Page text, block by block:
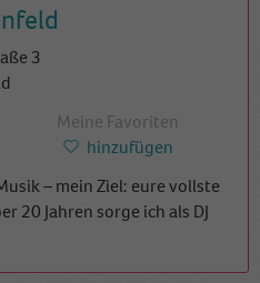
3
Meine Favoriten
hinzufügen
– mein Ziel: eure vollste
20 Jahren sorge ich als DJ